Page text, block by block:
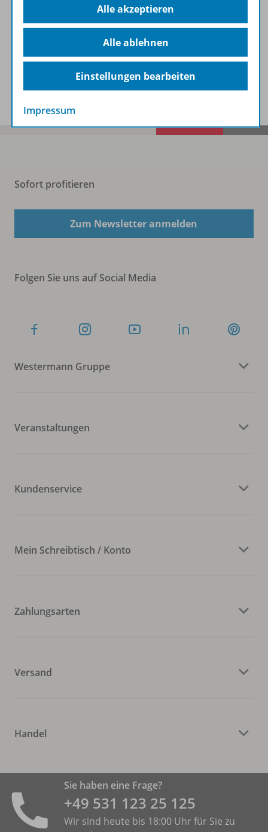
Spar-Pakete
Sofort profitieren
Zum Newsletter anmelden
Folgen Sie uns auf Social Media
Westermann Gruppe
Veranstaltungen
Kundenservice
Mein Schreibtisch / Konto
Zahlungsarten
Versand
Handel
Sie haben eine Frage?
+49 531 ­123 25 125
Wir sind heute bis 18:00 Uhr für Sie zu
Alle akzeptieren
Alle ablehnen
Einstellungen bearbeiten
Impressum